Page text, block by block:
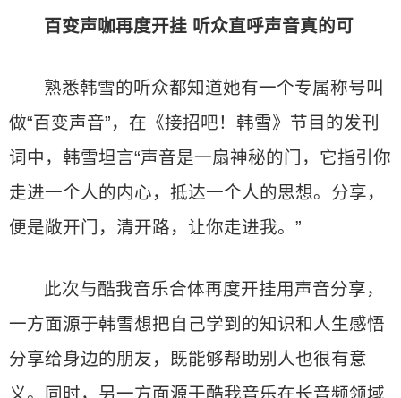
百变声咖再度开挂 听众直呼声音真的可
熟悉韩雪的听众都知道她有一个专属称号叫
做“百变声音”，在《接招吧！韩雪》节目的发刊
词中，韩雪坦言“声音是一扇神秘的门，它指引你
走进一个人的内心，抵达一个人的思想。分享，
便是敞开门，清开路，让你走进我。”
此次与酷我音乐合体再度开挂用声音分享，
一方面源于韩雪想把自己学到的知识和人生感悟
分享给身边的朋友，既能够帮助别人也很有意
义。同时，另一方面源于酷我音乐在长音频领域